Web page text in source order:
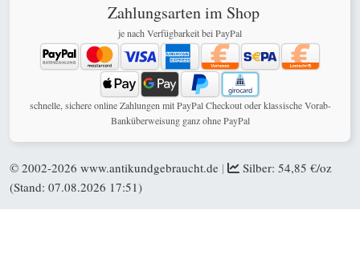
Zahlungsarten im Shop
je nach Verfügbarkeit bei PayPal
schnelle, sichere online Zahlungen mit PayPal Checkout oder klassische Vorab-
Banküberweisung ganz ohne PayPal
© 2002-2026 www.antikundgebraucht.de |
Silber: 54,85 €/oz
(Stand: 07.08.2026 17:51)